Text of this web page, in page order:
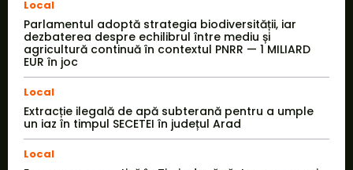
Local
Parlamentul adoptă strategia biodiversității, iar
dezbaterea despre echilibrul între mediu și
agricultură continuă în contextul PNRR — 1 MILIARD
EUR în joc
Local
Extracție ilegală de apă subterană pentru a umple
un iaz în timpul SECETEI în județul Arad
Local